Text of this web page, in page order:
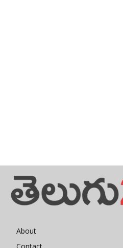
About